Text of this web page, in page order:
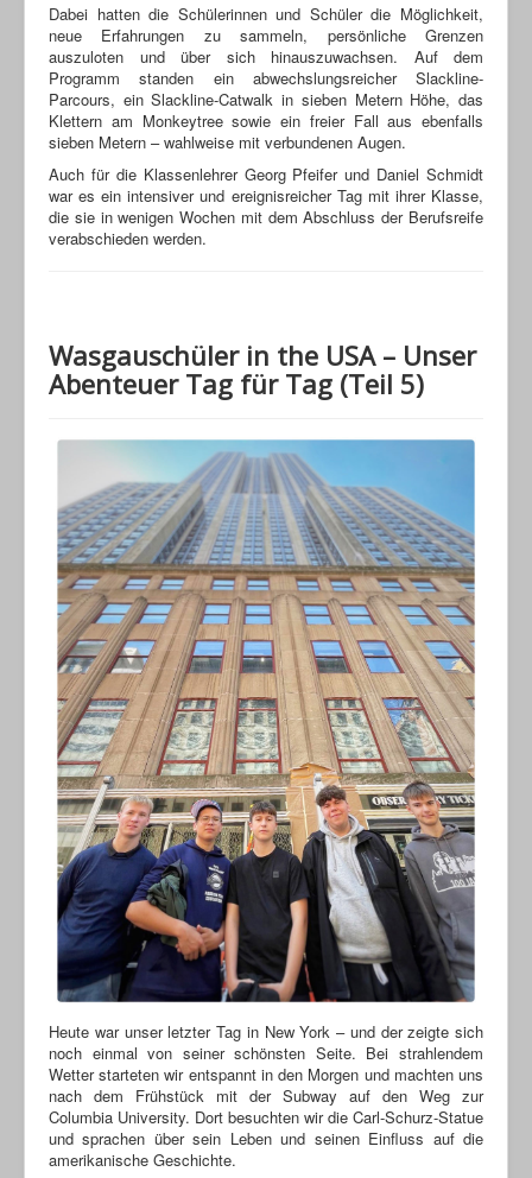
Dabei hatten die Schülerinnen und Schüler die Möglichkeit,
neue Erfahrungen zu sammeln, persönliche Grenzen
auszuloten und über sich hinauszuwachsen. Auf dem
Programm standen ein abwechslungsreicher Slackline-
Parcours, ein Slackline-Catwalk in sieben Metern Höhe, das
Klettern am Monkeytree sowie ein freier Fall aus ebenfalls
sieben Metern – wahlweise mit verbundenen Augen.
Auch für die Klassenlehrer Georg Pfeifer und Daniel Schmidt
war es ein intensiver und ereignisreicher Tag mit ihrer Klasse,
die sie in wenigen Wochen mit dem Abschluss der Berufsreife
verabschieden werden.
Wasgauschüler in the USA – Unser
Abenteuer Tag für Tag (Teil 5)
Heute war unser letzter Tag in New York – und der zeigte sich
noch einmal von seiner schönsten Seite. Bei strahlendem
Wetter starteten wir entspannt in den Morgen und machten uns
nach dem Frühstück mit der Subway auf den Weg zur
Columbia University. Dort besuchten wir die Carl-Schurz-Statue
und sprachen über sein Leben und seinen Einfluss auf die
amerikanische Geschichte.